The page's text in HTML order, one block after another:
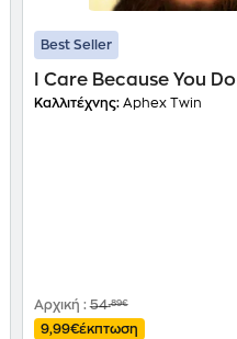
Best Seller
I Care Because You Do
Καλλιτέχνης:Aphex Twin
Αρχική :54,89€
9,99€έκπτωση